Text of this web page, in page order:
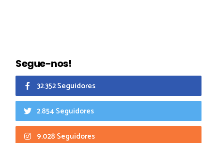
Segue-nos!
32.352 Seguidores
2.854 Seguidores
9.028 Seguidores